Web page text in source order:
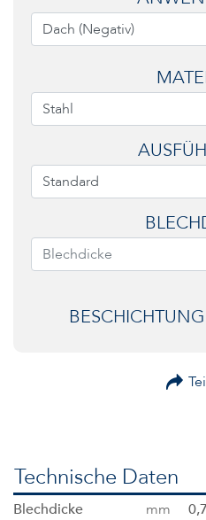
Dach (Negativ)
Stahl
Standard
Blechdicke
Technische Daten
Blechdicke mm